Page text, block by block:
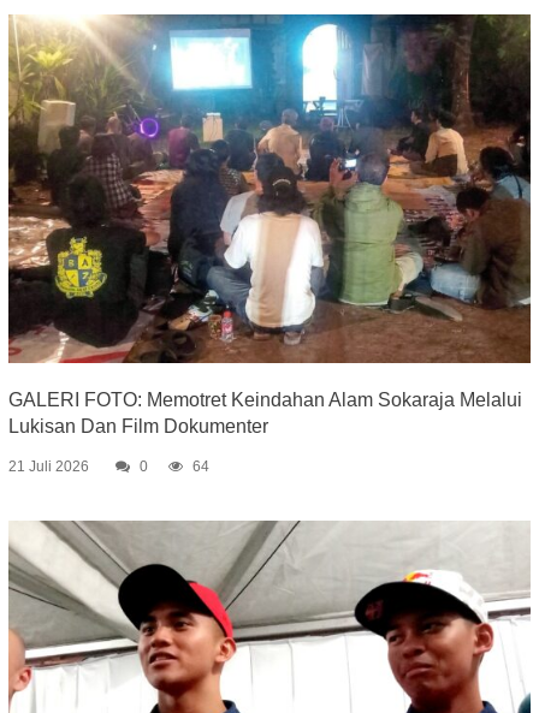
GALERI FOTO: Memotret Keindahan Alam Sokaraja Melalui
Lukisan Dan Film Dokumenter
21 Juli 2026 0 64